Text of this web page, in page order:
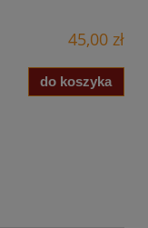
45,00 zł
do koszyka